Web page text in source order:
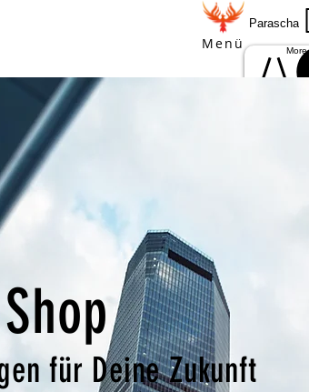
Menü
Parascha
More
für Deine Zukunft